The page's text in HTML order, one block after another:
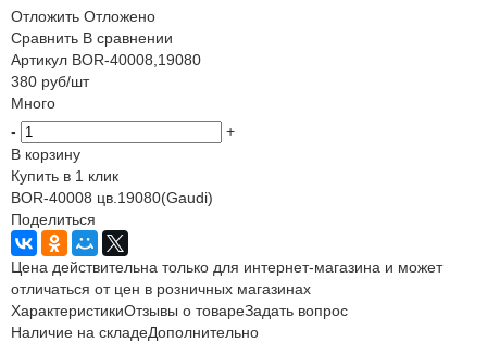
Отложить Отложено
Сравнить В сравнении
Артикул BOR-40008,19080
380 руб/шт
Много
-
+
В корзину
Купить в 1 клик
BOR-40008 цв.19080(Gaudi)
Поделиться
Цена действительна только для интернет-магазина и может
отличаться от цен в розничных магазинах
ХарактеристикиОтзывы о товареЗадать вопрос
Наличие на складеДополнительно